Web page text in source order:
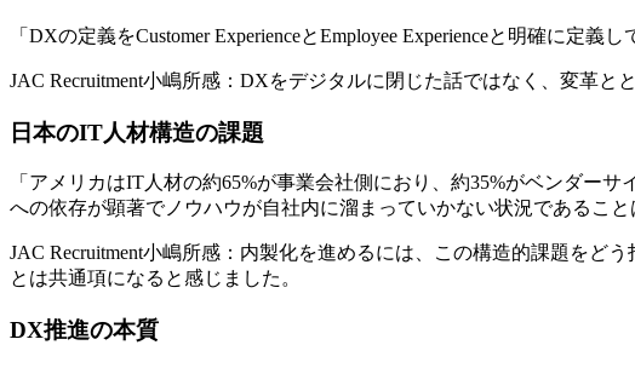
「DXの定義をCustomer ExperienceとEmployee Experienceと明確に定
JAC Recruitment小嶋所感：DXをデジタルに閉じた話ではなく、変革
日本のIT人材構造の課題
「アメリカはIT人材の約65%が事業会社側におり、約35%がベンダー
への依存が顕著でノウハウが自社内に溜まっていかない状況であること
JAC Recruitment小嶋所感：内製化を進めるには、この構造的課題をど
とは共通項になると感じました。
DX推進の本質